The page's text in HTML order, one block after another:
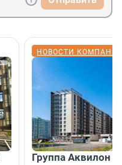
НОВОСТИ
Группа Аквилон